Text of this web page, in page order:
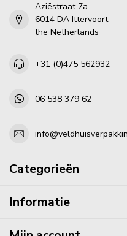
Aziëstraat 7a
6014 DA Ittervoort
the Netherlands
+31 (0)475 562932
06 538 379 62
Categorieën
Informatie